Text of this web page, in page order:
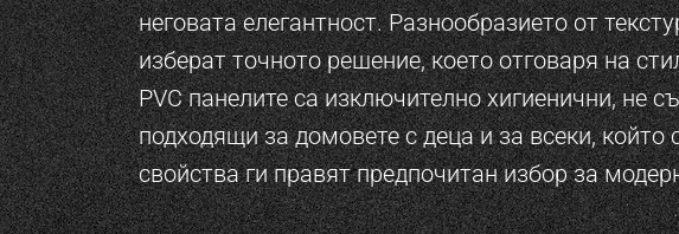
неговата елегантност. Разнообразието от
изберат точното решение, което отговаря на
PVC панелите са изключително хигиенични, не
подходящи за домовете с деца и за всеки, който
свойства ги правят предпочитан избор за